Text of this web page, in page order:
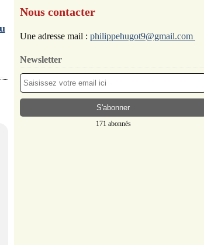
Nous contacter
Une adresse mail : philippehugot9@gmail.com
Newsletter
171 abonnés